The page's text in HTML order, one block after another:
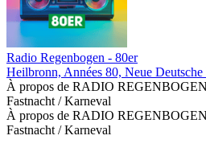
Radio Regenbogen - 80er
Heilbronn, Années 80, Neue
À propos de RADIO
Fastnacht / Karneval
À propos de RADIO
Fastnacht / Karneval